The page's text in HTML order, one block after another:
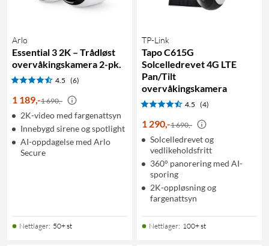
Arlo
Essential 3 2K – Trådløst
overvåkingskamera 2-pk.
4.5 (6)
1 189,-1 690,-
2K-video med fargenattsyn
Innebygd sirene og spotlight
AI-oppdagelse med Arlo
Secure
Nettlager: 50+ st
TP-Link
Tapo C615G
Solcelledrevet 4G LTE
Pan/Tilt
overvåkingskamera
4.5 (4)
1 290,-1 690,-
Solcelledrevet og
vedlikeholdsfritt
360° panorering med AI-
sporing
2K-oppløsning og
fargenattsyn
Nettlager: 100+ st